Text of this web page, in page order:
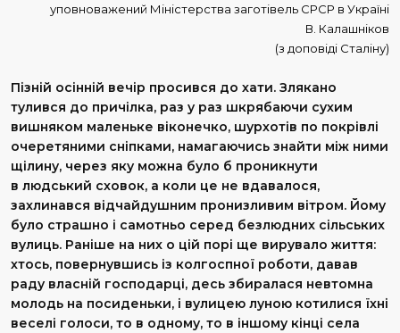
уповноважений Міністерства заготівель СРСР в Україні
В. Калашніков
(з доповіді Сталіну)
Пізній осінній вечір просився до хати. Злякано
тулився до причілка, раз у раз шкрябаючи сухим
вишняком маленьке віконечко, шурхотів по покрівлі
очеретяними сніпками, намагаючись знайти між ними
щілину, через яку можна було б проникнути
в людський сховок, а коли це не вдавалося,
захлинався відчайдушним пронизливим вітром. Йому
було страшно і самотньо серед безлюдних сільських
вулиць. Раніше на них о цій порі ще вирувало життя:
хтось, повернувшись із колгоспної роботи, давав
раду власній господарці, десь збиралася невтомна
молодь на посиденьки, і вулицею луною котилися їхні
веселі голоси, то в одному, то в іншому кінці села